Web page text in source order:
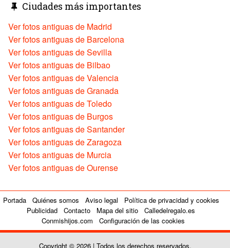
Ciudades más importantes
Ver fotos antiguas de Madrid
Ver fotos antiguas de Barcelona
Ver fotos antiguas de Sevilla
Ver fotos antiguas de Bilbao
Ver fotos antiguas de Valencia
Ver fotos antiguas de Granada
Ver fotos antiguas de Toledo
Ver fotos antiguas de Burgos
Ver fotos antiguas de Santander
Ver fotos antiguas de Zaragoza
Ver fotos antiguas de Murcia
Ver fotos antiguas de Ourense
Portada Quiénes somos Aviso legal
Política de privacidad y cookies
Publicidad
Contacto Mapa del sitio
Calledelregalo.es
Conmishijos.com
Configuración de las cookies
Copyright © 2026 | Todos los derechos reservados.